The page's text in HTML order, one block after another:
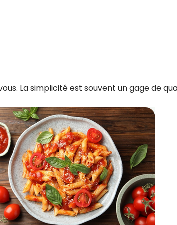
La simplicité est souvent un gage de